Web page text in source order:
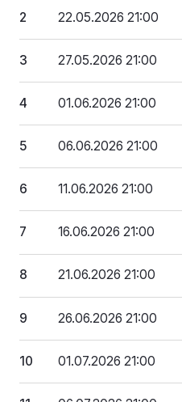
2 22.05.2026 21:00
3 27.05.2026 21:00
4 01.06.2026 21:00
5 06.06.2026 21:00
6 11.06.2026 21:00
7 16.06.2026 21:00
8 21.06.2026 21:00
9 26.06.2026 21:00
10 01.07.2026 21:00